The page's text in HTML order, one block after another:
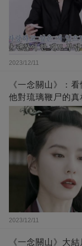
2023/12/11
《一念關山》：
他對琉璃鞭尸的真
2023/12/11
《一念關山》大